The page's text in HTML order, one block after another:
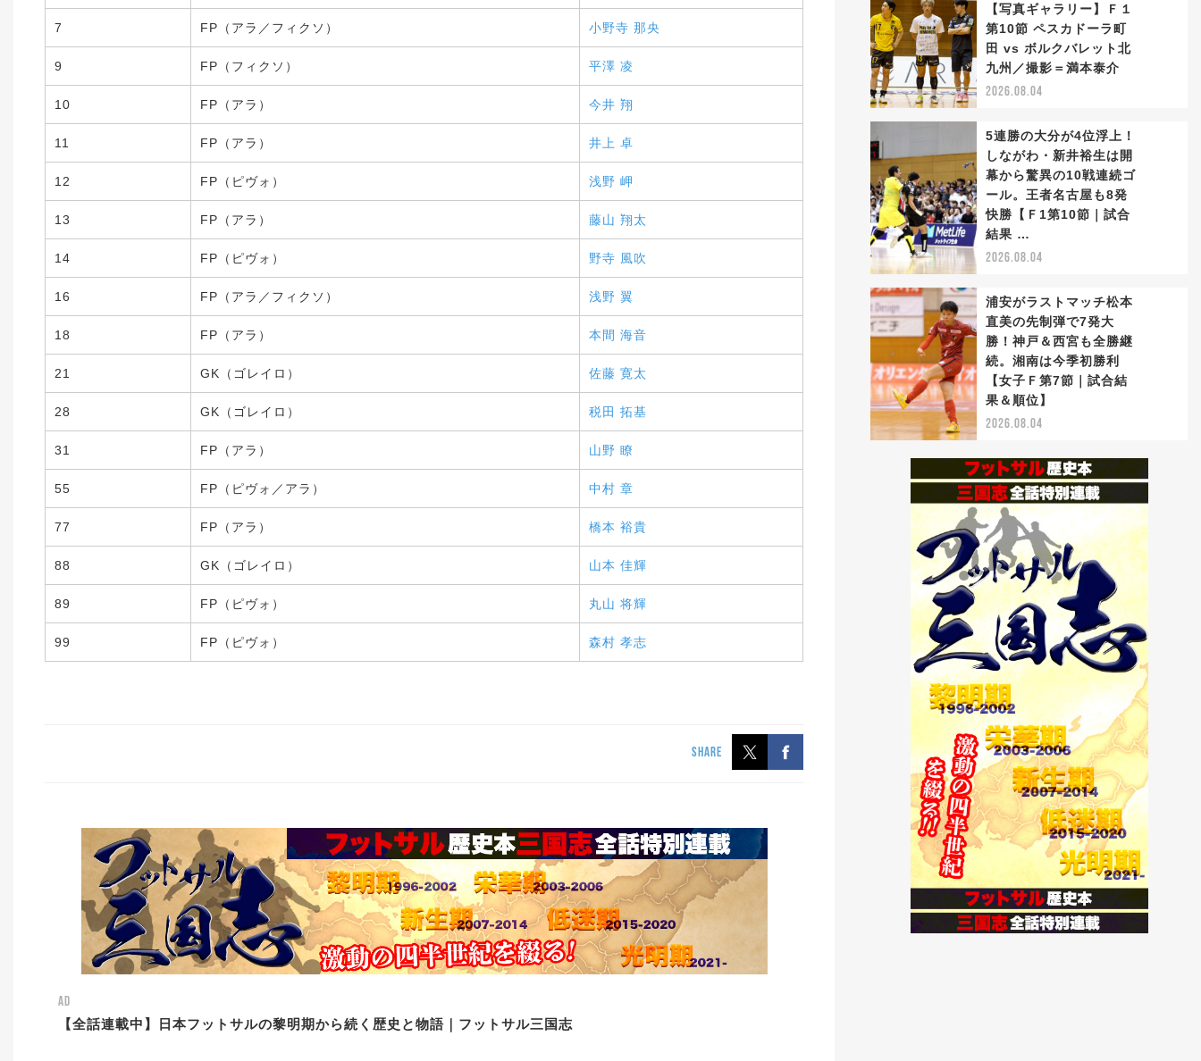
7 FP（アラ／フィクソ） 小野寺 那央
9 FP（フィクソ） 平澤 凌
10 FP（アラ） 今井 翔
11 FP（アラ） 井上 卓
12 FP（ピヴォ） 浅野 岬
13 FP（アラ） 藤山 翔太
14 FP（ピヴォ） 野寺 風吹
16 FP（アラ／フィクソ） 浅野 翼
18 FP（アラ） 本間 海音
21 GK（ゴレイロ） 佐藤 寛太
28 GK（ゴレイロ） 税田 拓基
31 FP（アラ） 山野 瞭
55 FP（ピヴォ／アラ） 中村 章
77 FP（アラ） 橋本 裕貴
88 GK（ゴレイロ） 山本 佳輝
89 FP（ピヴォ） 丸山 将輝
99 FP（ピヴォ） 森村 孝志
SHARE
AD
【全話連載中】日本フットサルの黎明期から続く歴史と物語｜フットサル三国志
【写真ギャラリー】Ｆ１
第10節 ペスカドーラ町
田 vs ボルクバレット北
九州／撮影＝満本泰介
2026.08.04
5連勝の大分が4位浮上！
しながわ・新井裕生は開
幕から驚異の10戦連続ゴ
ール。王者名古屋も8発
快勝【Ｆ1第10節｜試合
結果 …
2026.08.04
浦安がラストマッチ松本
直美の先制弾で7発大
勝！神戸＆西宮も全勝継
続。湘南は今季初勝利
【女子Ｆ第7節｜試合結
果＆順位】
2026.08.04